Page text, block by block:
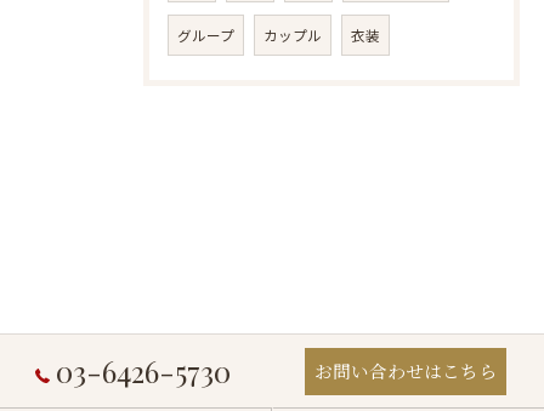
グループ カップル 衣装
03-6426-5730 お問い合わせはこちら